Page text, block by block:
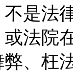
是法
法院
、枉